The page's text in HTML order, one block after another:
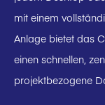
mit einem
Anlage bietet das
einen schnellen,
projektbezogene